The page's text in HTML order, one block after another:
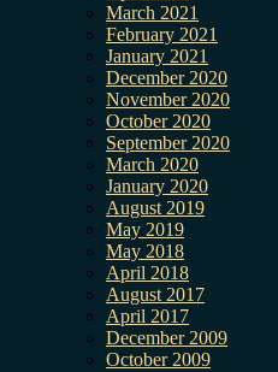
March 2021
February 2021
January 2021
December 2020
November 2020
October 2020
September 2020
March 2020
January 2020
August 2019
May 2019
May 2018
April 2018
August 2017
April 2017
December 2009
October 2009